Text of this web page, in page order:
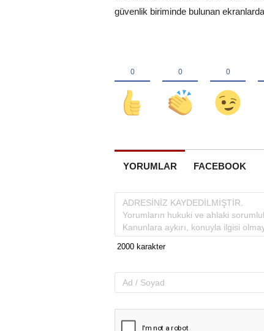
güvenlik biriminde bulunan
YORUMLAR FACEBOOK